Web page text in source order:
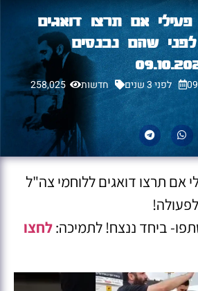
אם תרצו דואגים
שהם נכנסים
לפני 3 שנים חדשות 258,025
אם תרצו דואגים ללוחמי צה"ל
ביחד ננצח! לתמיכה:לחצו